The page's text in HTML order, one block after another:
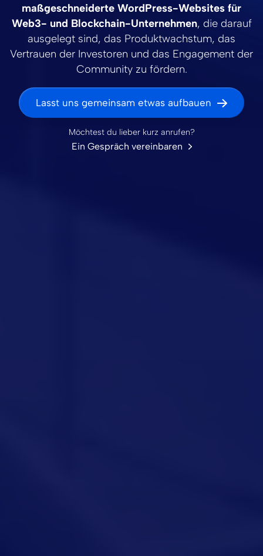
maßgeschneiderte WordPress-Websites für
Web3- und Blockchain-Unternehmen, die darauf
ausgelegt sind, das Produktwachstum, das
Vertrauen der Investoren und das Engagement der
Community zu fördern.
Lasst uns gemeinsam etwas aufbauen
Möchtest du lieber kurz anrufen?
Ein Gespräch vereinbaren